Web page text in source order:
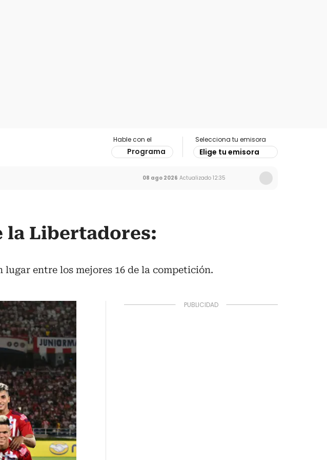
Hable con el
Programa
Selecciona tu emisora
Elige tu emisora
08 ago 2026 Actualizado 12:35
la Libertadores:
entre los mejores 16 de la competición.